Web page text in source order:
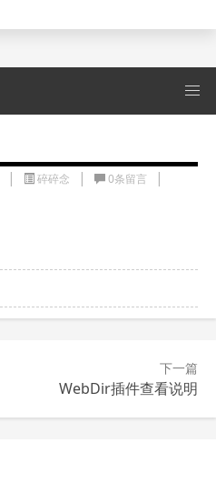
| 碎碎念 | 0条留言 |
下一篇
WebDir插件查看说明